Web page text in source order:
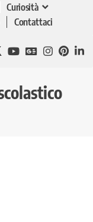
Curiosità
Contattaci